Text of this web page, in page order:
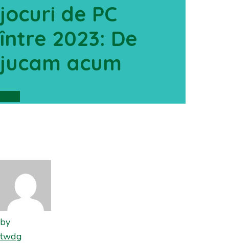
jocuri de PC
între 2023: De
jucam acum
by
twdg